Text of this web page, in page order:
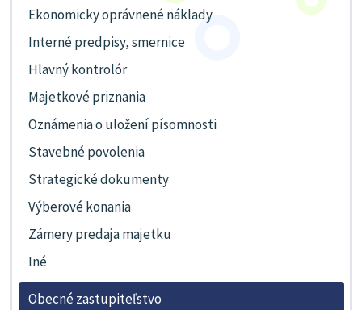
Ekonomicky oprávnené náklady
Interné predpisy, smernice
Hlavný kontrolór
Majetkové priznania
Oznámenia o uložení písomnosti
Stavebné povolenia
Strategické dokumenty
Výberové konania
Zámery predaja majetku
Iné
Obecné zastupiteľstvo